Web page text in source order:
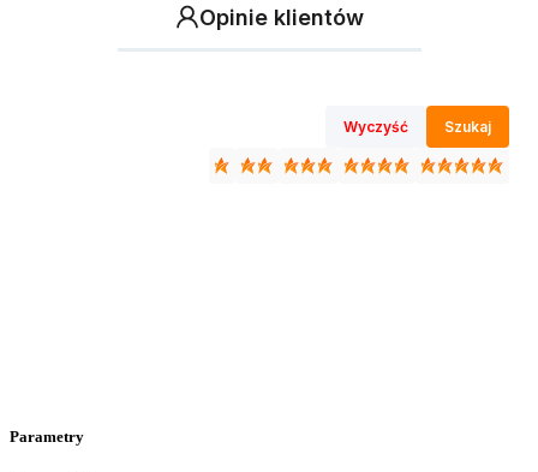
Opinie klientów
Wyczyść Szukaj
Parametry